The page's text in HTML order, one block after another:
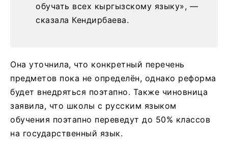
обучать всех кыргызскому языку», —
сказала Кендирбаева.
Она уточнила, что конкретный перечень
предметов пока не определён, однако реформа
будет внедряться поэтапно. Также чиновница
заявила, что школы с русским языком
обучения поэтапно переведут до 50% классов
на государственный язык.